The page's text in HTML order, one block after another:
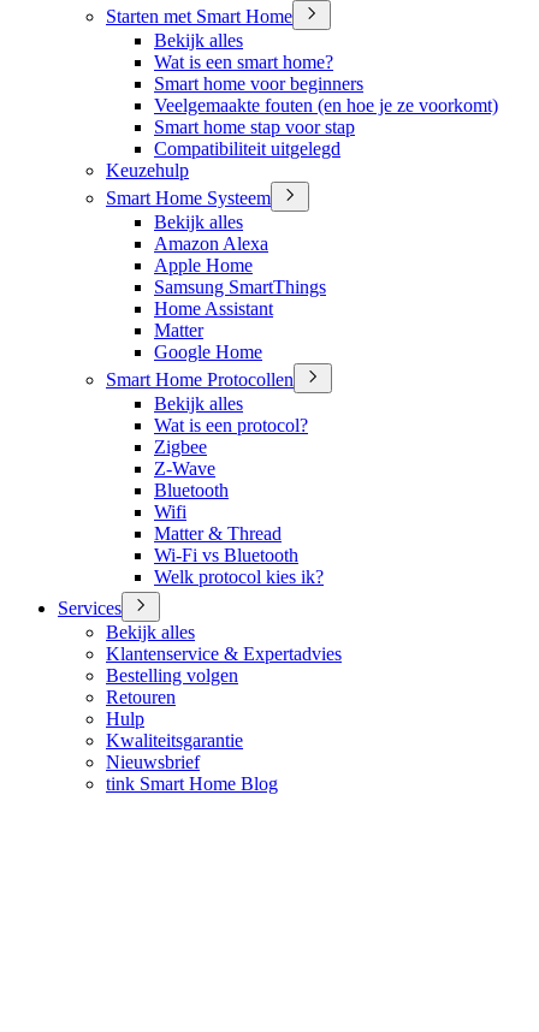
Starten met Smart Home
Bekijk alles
Wat is een smart home?
Smart home voor beginners
Veelgemaakte fouten (en hoe je ze voorkomt)
Smart home stap voor stap
Compatibiliteit uitgelegd
Keuzehulp
Smart Home Systeem
Bekijk alles
Amazon Alexa
Apple Home
Samsung SmartThings
Home Assistant
Matter
Google Home
Smart Home Protocollen
Bekijk alles
Wat is een protocol?
Zigbee
Z-Wave
Bluetooth
Wifi
Matter & Thread
Wi-Fi vs Bluetooth
Welk protocol kies ik?
Services
Bekijk alles
Klantenservice & Expertadvies
Bestelling volgen
Retouren
Hulp
Kwaliteitsgarantie
Nieuwsbrief
tink Smart Home Blog